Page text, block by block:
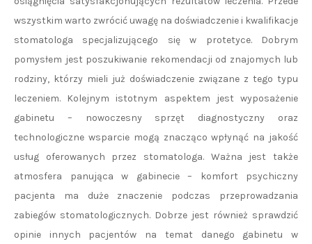
wszystkim warto zwrócić uwagę na doświadczenie i kwalifikacje
stomatologa specjalizującego się w protetyce. Dobrym
pomysłem jest poszukiwanie rekomendacji od znajomych lub
rodziny, którzy mieli już doświadczenie związane z tego typu
leczeniem. Kolejnym istotnym aspektem jest wyposażenie
gabinetu – nowoczesny sprzęt diagnostyczny oraz
technologiczne wsparcie mogą znacząco wpłynąć na jakość
usług oferowanych przez stomatologa. Ważna jest także
atmosfera panująca w gabinecie – komfort psychiczny
pacjenta ma duże znaczenie podczas przeprowadzania
zabiegów stomatologicznych. Dobrze jest również sprawdzić
opinie innych pacjentów na temat danego gabinetu w